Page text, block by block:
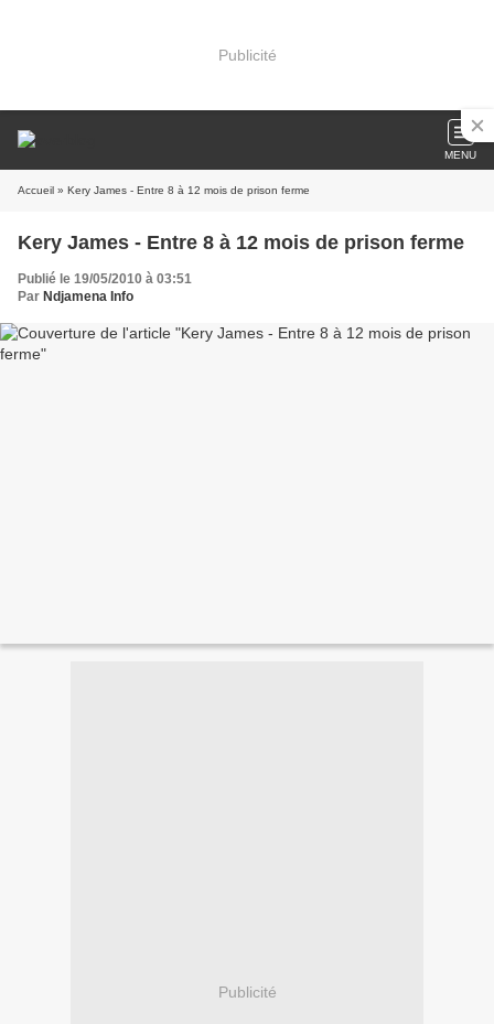
Publicité
MENU
Accueil » Kery James - Entre 8 à 12 mois de prison ferme
Kery James - Entre 8 à 12 mois de prison ferme
Publié le 19/05/2010 à 03:51
Par Ndjamena Info
Publicité